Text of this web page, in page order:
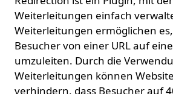
Weiterleitungen einfach
Weiterleitungen ermöglichen
Besucher von einer URL auf
umzuleiten. Durch die
Weiterleitungen können
verhindern, dass Besucher auf